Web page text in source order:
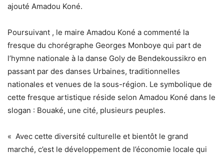
ajouté Amadou Koné.
Poursuivant , le maire Amadou Koné a commenté la
fresque du chorégraphe Georges Monboye qui part de
l’hymne nationale à la danse Goly de Bendekoussikro en
passant par des danses Urbaines, traditionnelles
nationales et venues de la sous-région. Le symbolique de
cette fresque artistique réside selon Amadou Koné dans le
slogan : Bouaké, une cité, plusieurs peuples.
« Avec cette diversité culturelle et bientôt le grand
marché, c’est le développement de l’économie locale qui